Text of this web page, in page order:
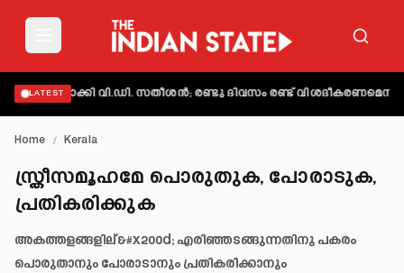
LATEST വി.ഡി. സതീശൻ; രണ്ടു ദിവസം രണ്ട് വിശദീകരണമെന്ന്
Home / Kerala
സ്ത്രീസമൂഹമേ പൊരുതുക, പോരാടുക,
പ്രതികരിക്കുക
അകത്തളങ്ങളില്&#x200d; എരിഞ്ഞടങ്ങുന്നതിനു പകരം
പൊരുതാനും പോരാടാനും പ്രതികരിക്കാനും